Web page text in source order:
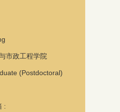
市政工程学院
(Postdoctoral)
: